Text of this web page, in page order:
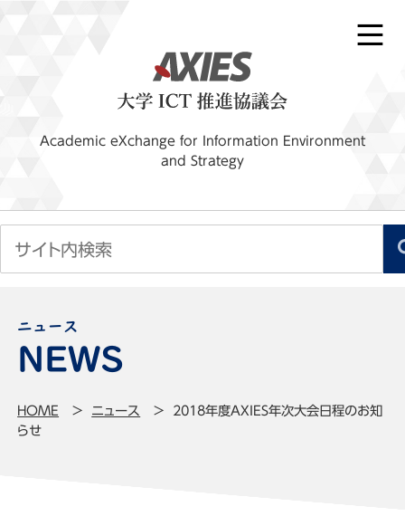
Academic eXchange for Information Environment
and Strategy
ニュース
HOME ニュース
2018年度AXIES年次大会日程のお知
らせ